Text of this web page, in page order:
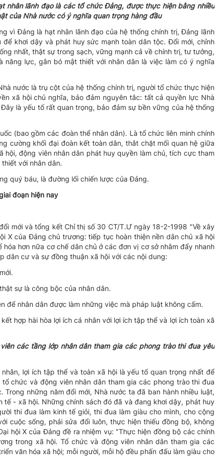
nhân lãnh đạo là các tổ chức Đảng, được thực hiện bằng nhiều
của Nhà nước có ý nghĩa quan trọng hàng đầu
vì Đảng là hạt nhân lãnh đạo của hệ thống chính trị, Đảng lãnh
khơi dậy và phát huy sức mạnh toàn dân tộc. Đổi mới, chỉnh
nhất, thật sự trong sạch, vững mạnh cả về chính trị, tư tưởng,
lực, gắn bó mật thiết với nhân dân là việc làm có ý nghĩa
nước là trụ cột của hệ thống chính trị, người tổ chức thực hiện
xã hội chủ nghĩa, bảo đảm nguyên tắc: tất cả quyền lực Nhà
là yếu tố rất quan trọng, bảo đảm sự bền vững của hệ thống
(bao gồm các đoàn thể nhân dân). Là tổ chức liên minh chính
cường khối đại đoàn kết toàn dân, thắt chặt mối quan hệ giữa
động viên nhân dân phát huy quyền làm chủ, tích cực tham
với nhân dân.
quý báu, là đường lối chiến lược của Đảng.
đoạn hiện nay
mới và tổng kết Chỉ thị số 30 CT/T.Ư ngày 18-2-1998 "Về xây
X của Đảng chủ trương: tiếp tục hoàn thiện nền dân chủ xã hội
hơn nữa cơ chế dân chủ ở các đơn vị cơ sở nhằm đẩy nhanh
dân cư và sự đồng thuận xã hội với các nội dung:
sự là công bộc của nhân dân.
để nhân dân được làm những việc mà pháp luật không cấm.
hợp hài hòa lợi ích cá nhân với lợi ích tập thể và lợi ích toàn xã
các tầng lớp nhân dân tham gia các phong trào thi đua yêu
lợi ích tập thể và toàn xã hội là yếu tố quan trọng nhất để
chức và động viên nhân dân tham gia các phong trào thi đua
những năm đổi mới, Nhà nước ta đã ban hành nhiều luật,
- xã hội. Những chính sách đó đã và đang khơi dậy, phát huy
thi đua làm kinh tế giỏi, thi đua làm giàu cho mình, cho cộng
cuộc sống, phải sửa đổi luôn, thực hiện thiếu đồng bộ, không
hội X của Đảng đề ra nhiệm vụ: "Thực hiện đồng bộ các chính
trong xã hội. Tổ chức và động viên nhân dân tham gia các
văn hóa xã hội; mỗi người, mỗi hộ đều phấn đấu làm giàu cho